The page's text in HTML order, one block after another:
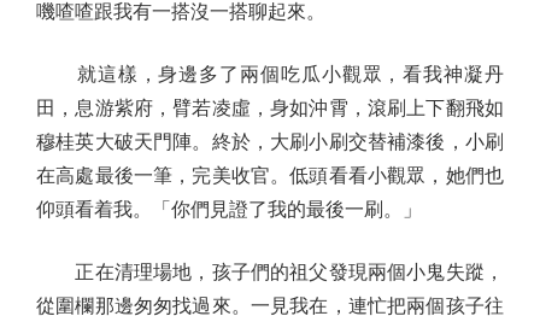
嘰喳喳跟我有一搭沒一搭聊起來。
就這樣，身邊多了兩個吃瓜小觀眾，看我神凝丹
田，息游紫府，臂若凌虛，身如沖霄，滾刷上下翻飛如
穆桂英大破天門陣。終於，大刷小刷交替補漆後，小刷
在高處最後一筆，完美收官。低頭看看小觀眾，她們也
仰頭看着我。「你們見證了我的最後一刷。」
正在清理場地，孩子們的祖父發現兩個小鬼失蹤，
從圍欄那邊匆匆找過來。一見我在，連忙把兩個孩子往